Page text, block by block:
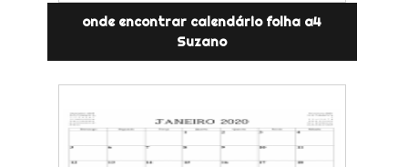
onde encontrar calendário folha a4
Suzano